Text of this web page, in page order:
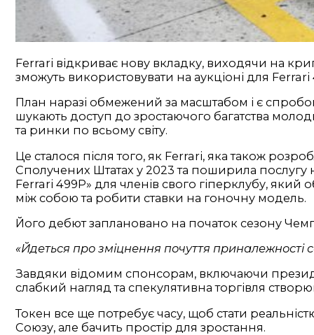
Ferrari відкриває нову вкладку, виходячи на
зможуть використовувати на аукціоні для
План наразі обмежений за масштабом і є
шукають доступ до зростаючого багатства
та ринки по всьому світу.
Це сталося після того, як Ferrari, яка також
Сполучених Штатах у 2023 та поширила послугу
Ferrari 499P» для членів свого гіперклубу, який
між собою та робити ставки на гоночну модель.
Його дебют заплановано на початок сезону
«Йдеться про зміцнення почуття приналежності
Завдяки відомим спонсорам, включаючи
слабкий нагляд та спекулятивна торгівля
Токен все ще потребує часу, щоб стати
Союзу, але бачить простір для зростання.